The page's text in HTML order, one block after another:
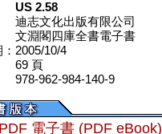
US 2.58
迪志文化出版有限公司
文淵閣四庫全書電子書
2005/10/4
69 頁
978-962-984-140-9
電子書 (PDF